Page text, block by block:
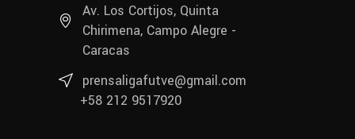
Av. Los Cortijos, Quinta
Chirimena, Campo Alegre -
Caracas
prensaligafutve@gmail.com
+58 212 9517920